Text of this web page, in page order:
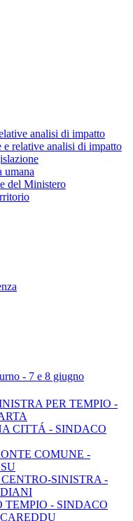
analisi di impatto
relative analisi di impatto
umana
del Ministero
- 7 e 8 giugno
PER TEMPIO -
CITTÁ - SINDACO
COMUNE -
SINISTRA -
- SINDACO